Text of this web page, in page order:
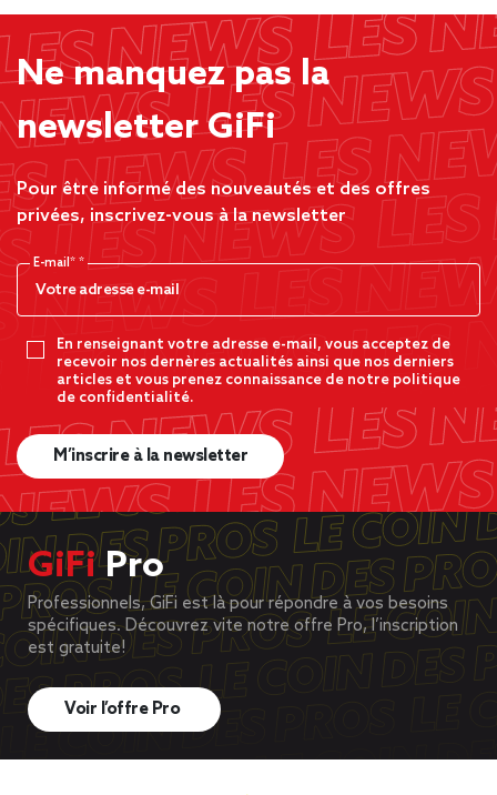
Ne manquez pas la
newsletter GiFi
Pour être informé des nouveautés et des offres
privées, inscrivez-vous à la newsletter
E-mail*
En renseignant votre adresse e-mail, vous acceptez de
recevoir nos dernères actualités ainsi que nos derniers
articles et vous prenez connaissance de notre politique
de confidentialité.
M’inscrire à la newsletter
GiFiPro
Professionnels, GiFi est là pour répondre à vos besoins
spécifiques. Découvrez vite notre offre Pro, l’inscription
est gratuite!
Voir l’offre Pro